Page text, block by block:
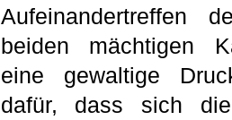
Aufeinandertreffen
beiden mächtigen
eine gewaltige
dafür, dass sich